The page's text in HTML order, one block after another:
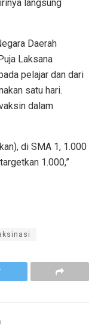
langsung
Daerah
Laksana
pelajar dan dari
satu hari.
dalam
di SMA 1, 1.000
1.000,”